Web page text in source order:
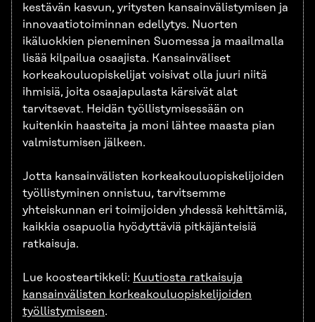
kestävän kasvun, yritysten kansainvälistymisen ja
innovaatiotoiminnan edellytys. Nuorten
ikäluokkien pieneminen Suomessa ja maailmalla
lisää kilpailua osaajista. Kansainväliset
korkeakouluopiskelijat voisivat olla juuri niitä
ihmisiä, joita osaajapulasta kärsivät alat
tarvitsevat. Heidän työllistymisessään on
kuitenkin haasteita ja moni lähtee maasta pian
valmistumisen jälkeen.
Jotta kansainvälisten korkeakouluopiskelijoiden
työllistyminen onnistuu, tarvitsemme
yhteiskunnan eri toimijoiden yhdessä kehittämiä,
kaikkia osapuolia hyödyttäviä pitkäjänteisiä
ratkaisuja.
Lue koosteartikkeli: Kuutiosta ratkaisuja
kansainvälisten korkeakouluopiskelijoiden
työllistymiseen.